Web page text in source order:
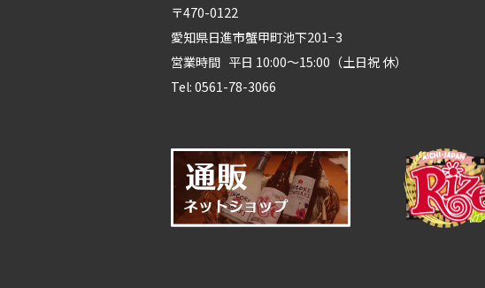
〒470-0122
愛知県日進市蟹甲町池下201−3
営業時間 平日 10:00～15:00（土日祝 休）
Tel: 0561-78-3066